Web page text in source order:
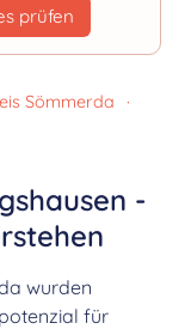
prüfen
Sömmerda
·
-
wurden
für